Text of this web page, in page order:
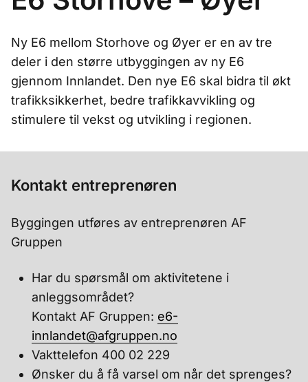
Ny E6 mellom Storhove og Øyer er en av tre
deler i den større utbyggingen av ny E6
gjennom Innlandet. Den nye E6 skal bidra til økt
trafikksikkerhet, bedre trafikkavvikling og
stimulere til vekst og utvikling i regionen.
Kontakt entreprenøren
Byggingen utføres av entreprenøren AF
Gruppen
Har du spørsmål om aktivitetene i
anleggsområdet?
Kontakt AF Gruppen: e6-
innlandet@afgruppen.no
Vakttelefon 400 02 229
Ønsker du å få varsel om når det sprenges?